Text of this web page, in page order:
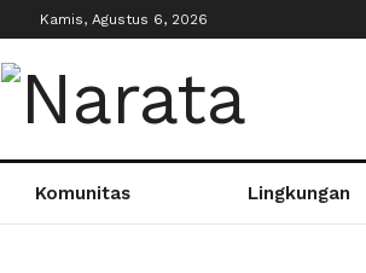
Kamis, Agustus 6, 2026
Komunitas Lingkungan